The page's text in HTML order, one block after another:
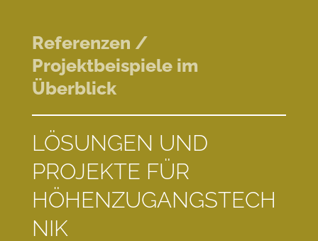
Referenzen /
Projektbeispiele im
Überblick
LÖSUNGEN UND
PROJEKTE FÜR
HÖHENZUGANGSTECH
NIK